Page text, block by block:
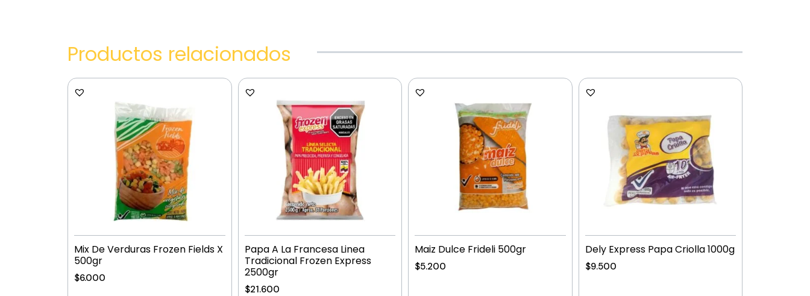
Productos relacionados
Mix De Verduras Frozen Fields X
500gr
$6.000
Papa A La Francesa Linea
Tradicional Frozen Express
2500gr
$21.600
Maiz Dulce Frideli 500gr
$5.200
Dely Express Papa Criolla 1000g
$9.500